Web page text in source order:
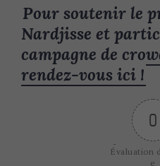
Pour soutenir le
Nardjisse et
campagne de
rendez-vous ici !
0
Évaluation
e